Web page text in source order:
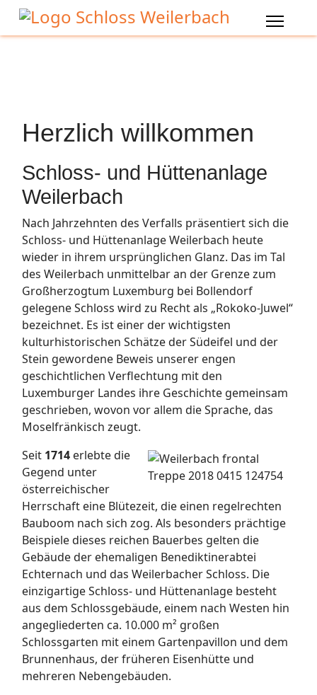
Herzlich willkommen
Schloss- und Hüttenanlage
Weilerbach
Nach Jahrzehnten des Verfalls präsentiert sich die
Schloss- und Hüttenanlage Weilerbach heute
wieder in ihrem ursprünglichen Glanz. Das im Tal
des Weilerbach unmittelbar an der Grenze zum
Großherzogtum Luxemburg bei Bollendorf
gelegene Schloss wird zu Recht als „Rokoko-Juwel“
bezeichnet. Es ist einer der wichtigsten
kulturhistorischen Schätze der Südeifel und der
Stein gewordene Beweis unserer engen
geschichtlichen Verflechtung mit den
Luxemburger Landes ihre Geschichte gemeinsam
geschrieben, wovon vor allem die Sprache, das
Moselfränkisch zeugt.
Seit 1714 erlebte die
Gegend unter
österreichischer
Herrschaft eine Blütezeit, die einen regelrechten
Bauboom nach sich zog. Als besonders prächtige
Beispiele dieses reichen Bauerbes gelten die
Gebäude der ehemaligen Benediktinerabtei
Echternach und das Weilerbacher Schloss. Die
einzigartige Schloss- und Hüttenanlage besteht
aus dem Schlossgebäude, einem nach Westen hin
angegliederten ca. 10.000 m² großen
Schlossgarten mit einem Gartenpavillon und dem
Brunnenhaus, der früheren Eisenhütte und
mehreren Nebengebäuden.